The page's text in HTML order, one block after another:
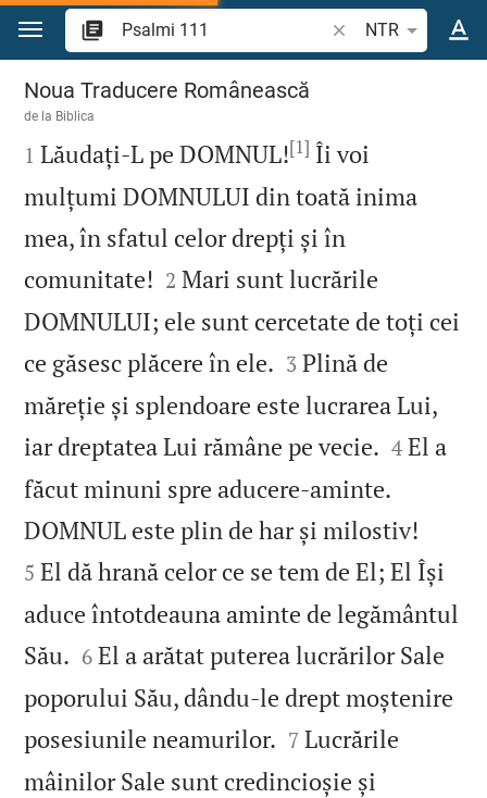
Sari la conținut
Căutați un verset
NTR
Psalmi 111
Noua Traducere Românească
de la Biblica

1 Lăudați‑L pe DOMNUL![1] Îi voi
mulțumi DOMNULUI din toată inima
mea, în sfatul celor drepți și în
comunitate! 

2 Mari sunt lucrările
DOMNULUI; ele sunt cercetate de toți cei
ce găsesc plăcere în ele. 

3 Plină de
măreție și splendoare este lucrarea Lui,
iar dreptatea Lui rămâne pe vecie. 

4 El a
făcut minuni spre aducere-aminte.
DOMNUL este plin de har și milostiv!
5 El dă hrană celor ce se tem de El; El Își
aduce întotdeauna aminte de legământul
Său. 

6 El a arătat puterea lucrărilor Sale
poporului Său, dându‑le drept moștenire
posesiunile neamurilor. 

7 Lucrările
mâinilor Sale sunt credincioșie și